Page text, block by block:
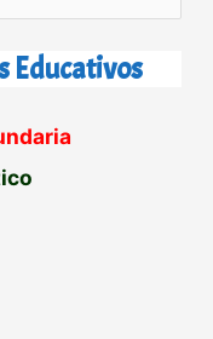
Educativos